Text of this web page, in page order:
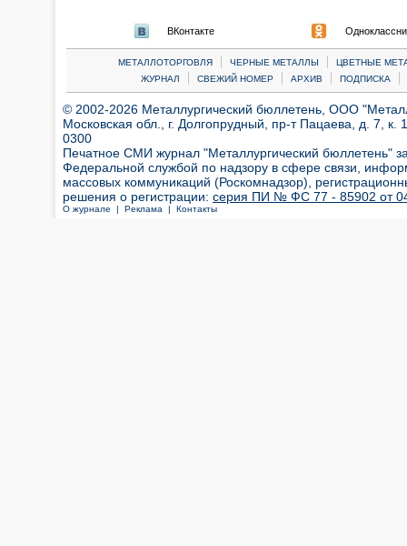
ВКонтакте
МЕТАЛЛОТОРГОВЛЯ | ЧЕРНЫЕ МЕТАЛЛЫ |
ЦВЕТНЫЕ
ЖУРНАЛ
| СВЕЖИЙ НОМЕР | АРХИВ | ПОДПИСКА |
© 2002-2026 Металлургический бюллетень, ООО
Московская обл., г. Долгопрудный, пр-т Пацаева, д. 7,
0300
Печатное СМИ журнал "Металлургический бюллетень"
Федеральной службой по надзору в сфере связи,
массовых коммуникаций (Роскомнадзор),
решения о регистрации: серия ПИ № ФС 77 - 85902 от 04
О журнале | Реклама | Контакты